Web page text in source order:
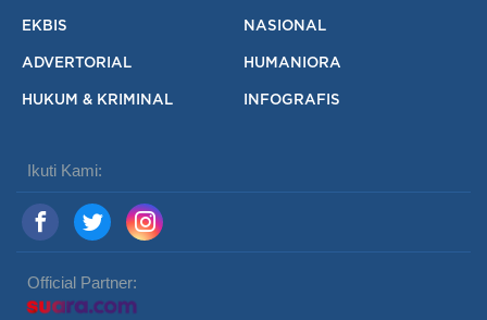
EKBIS NASIONAL
ADVERTORIAL HUMANIORA
HUKUM & KRIMINAL INFOGRAFIS
Ikuti Kami:
Official Partner: